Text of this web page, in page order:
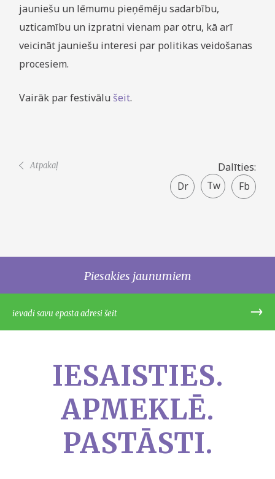
jauniešu un lēmumu pieņēmēju sadarbību,
uzticamību un izpratni vienam par otru, kā arī
veicināt jauniešu interesi par politikas veidošanas
procesiem.
Vairāk par festivālu šeit.
Dalīties:
Facebook
share
Twitter
Atpakaļ
Piesakies jaunumiem
IESAISTIES.
APMEKLĒ.
PASTĀSTI.